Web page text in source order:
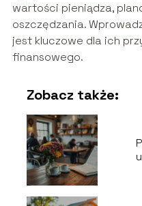
wartości pieniądza,
oszczędzania.
jest kluczowe dla ich
finansowego.
Zobacz także: